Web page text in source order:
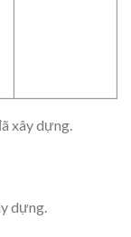
xây dựng.
dựng.